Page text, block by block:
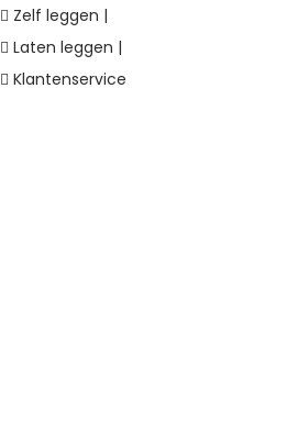
Zelf leggen |
Laten leggen |
Klantenservice